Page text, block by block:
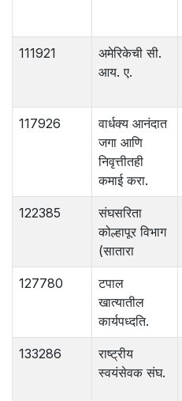
111921
अमेरिकेची सी.
आय. ए.
117926
वार्धक्य आनंदात
जगा आणि
निवृत्तीतही
कमाई करा.
122385
संघसरिता
कोल्हापूर विभाग
(सातारा
127780
टपाल
खात्यातील
कार्यपध्दति.
133286
राष्ट्रीय
स्वयंसेवक संघ.